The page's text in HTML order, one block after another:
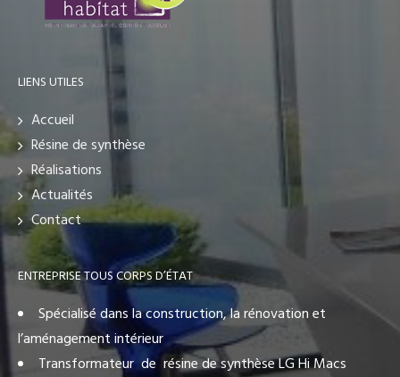
LIENS UTILES
Accueil
Résine de synthèse
Réalisations
Actualités
Contact
ENTREPRISE TOUS CORPS D’ÉTAT
Spécialisé dans la construction, la rénovation et
l’aménagement intérieur
Transformateur de résine de synthèse LG Hi Macs